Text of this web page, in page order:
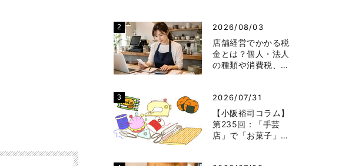
2026/08/03
店舗経営でかかる税
金とは？個人・法人
の種類や消費税、…
2026/07/31
【小阪裕司コラム】
第235回：「手芸
店」で「お菓子」…